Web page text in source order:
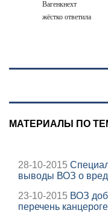
Вагенкнехт
жёстко ответила
МАТЕРИАЛЫ ПО
28-10-2015
выводы ВОЗ о
23-10-2015 ВОЗ
перечень